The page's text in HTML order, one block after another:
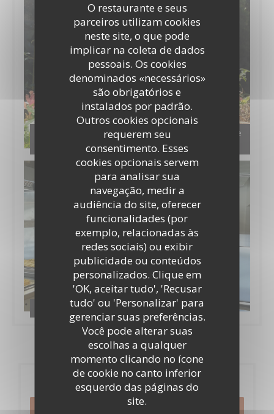
O restaurante e seus
parceiros utilizam cookies
neste site, o que pode
implicar na coleta de dados
pessoais. Os cookies
denominados «necessários»
são obrigatórios e
instalados por padrão.
Outros cookies opcionais
requerem seu
consentimento. Esses
cookies opcionais servem
para analisar sua
navegação, medir a
audiência do site, oferecer
funcionalidades (por
exemplo, relacionadas às
redes sociais) ou exibir
publicidade ou conteúdos
personalizados. Clique em
'OK, aceitar tudo', 'Recusar
tudo' ou 'Personalizar' para
gerenciar suas preferências.
Você pode alterar suas
escolhas a qualquer
momento clicando no ícone
de cookie no canto inferior
esquerdo das páginas do
site.
Notre jardin aromatique en permaculture et le
compost
Les brigades
Reserva
RESERVAR UMA MESA